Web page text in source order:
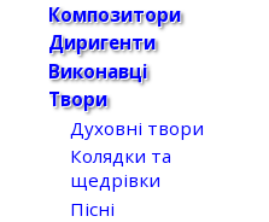
Композитори
Диригенти
Виконавці
Твори
Духовні твори
Колядки та
щедрівки
Пісні